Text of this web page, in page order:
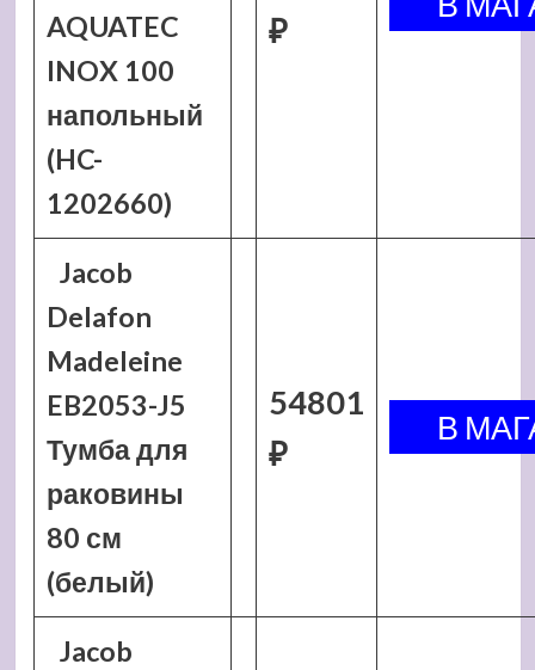
AQUATEC
INOX 100
напольный
(HC-
1202660)
₽
Jacob
Delafon
Madeleine
EB2053-J5
Тумба для
раковины
80 см
(белый)
54801
₽
Jacob